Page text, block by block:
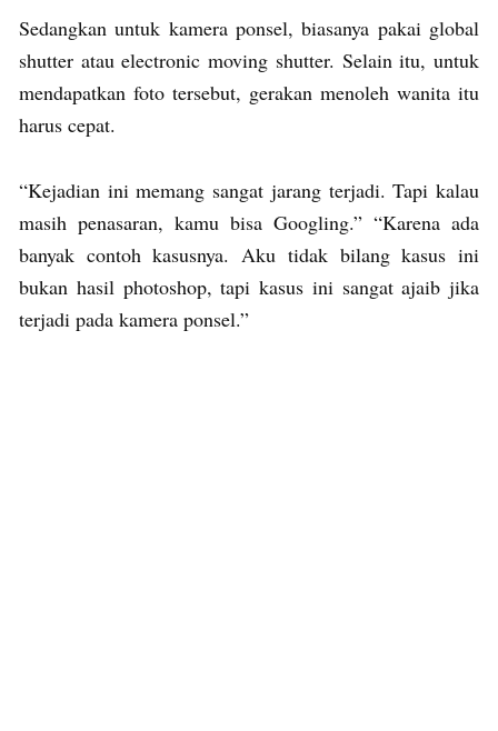
Sedangkan untuk kamera ponsel, biasanya pakai global
shutter atau electronic moving shutter. Selain itu, untuk
mendapatkan foto tersebut, gerakan menoleh wanita itu
harus cepat.
“Kejadian ini memang sangat jarang terjadi. Tapi kalau
masih penasaran, kamu bisa Googling.” “Karena ada
banyak contoh kasusnya. Aku tidak bilang kasus ini
bukan hasil photoshop, tapi kasus ini sangat ajaib jika
terjadi pada kamera ponsel.”